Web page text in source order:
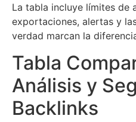
La tabla incluye límites de
exportaciones, alertas y
verdad marcan la
Tabla
Análisis y
Backlinks